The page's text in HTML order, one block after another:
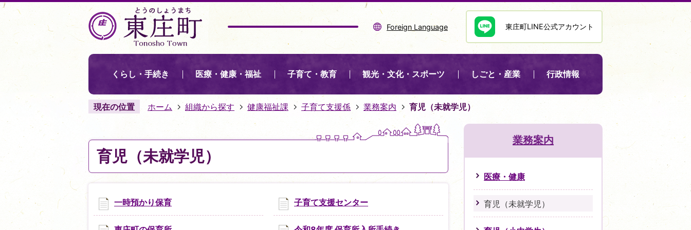
Foreign Language 東庄町LINE公式アカウント
くらし・手続き 医療・健康・福祉 子育て・教育 観光・文化・スポーツ しごと・産業 行政情報
現在の位置 ホーム 組織から探す 健康福祉課 子育て支援係 業務案内 育児（未就学児）
育児（未就学児）
一時預かり保育 子育て支援センター
業務案内
医療・健康
育児（未就学児）